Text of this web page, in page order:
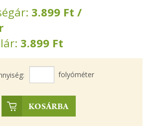
3.899 Ft /
3.899 Ft
folyóméter
KOSÁRBA